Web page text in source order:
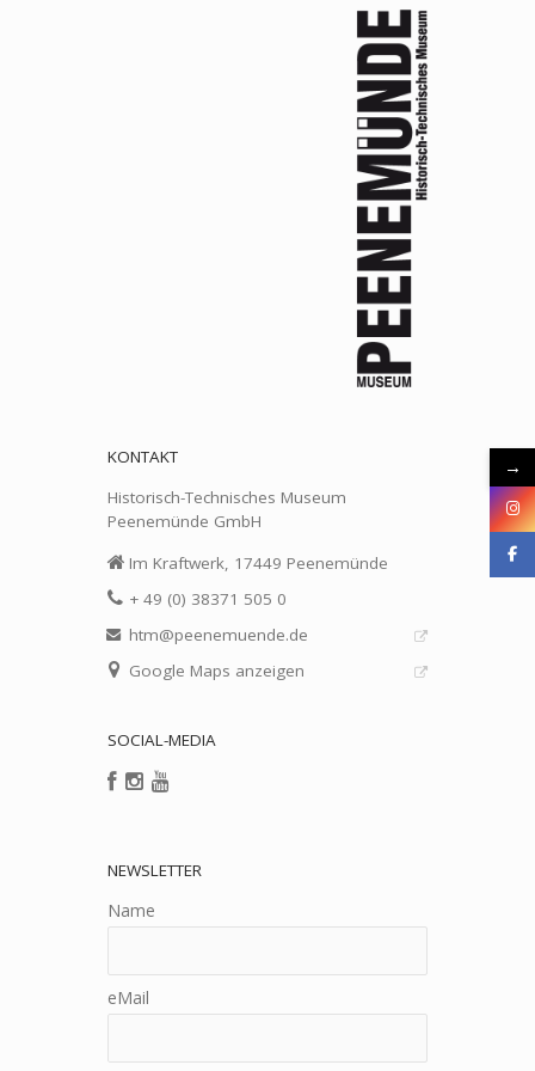
KONTAKT
Historisch-Technisches Museum
Peenemünde GmbH
Im Kraftwerk, 17449 Peenemünde
+ 49 (0) 38371 505 0
htm@peenemuende.de
Google Maps anzeigen
SOCIAL-MEDIA
NEWSLETTER
Name
eMail
→